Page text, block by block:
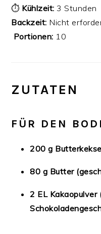
⏱ Kühlzeit: 3 Stunden
Backzeit: Nicht
Portionen: 10
ZUTATEN
FÜR DEN
200 g
80 g Butter
2 EL Kakaopulver